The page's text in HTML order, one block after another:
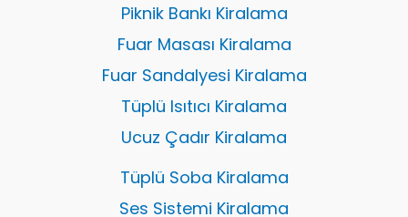
Piknik Bankı Kiralama
Fuar Masası Kiralama
Fuar Sandalyesi Kiralama
Tüplü Isıtıcı Kiralama
Ucuz Çadır Kiralama
Tüplü Soba Kiralama
Ses Sistemi Kiralama